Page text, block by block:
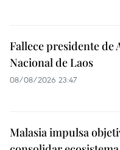
Fallece presidente de
Nacional de Laos
08/08/2026 23:47
Malasia impulsa